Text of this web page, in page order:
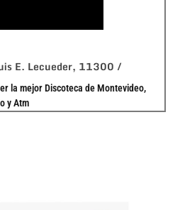
E. Lecueder, 11300 /
la mejor Discoteca de Montevideo,
y Atm